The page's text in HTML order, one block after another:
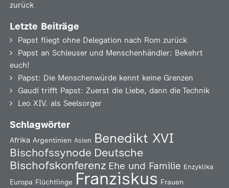
zurück
Letzte Beiträge
Papst fliegt ohne Delegation nach Rom zurück
Papst an Schleuser und Menschenhändler: Bekehrt
euch!
Papst: Die Menschenwürde kennt keine Grenzen
Gaudí trifft Papst: Zuerst die Liebe, dann die Technik
Leo XIV. als Seelsorger
Schlagwörter
Afrika Argentinien Asien Benedikt XVI
Bischofssynode Deutsche
Bischofskonferenz Ehe und Familie Enzyklika
Europa Flüchtlinge Franziskus Frauen